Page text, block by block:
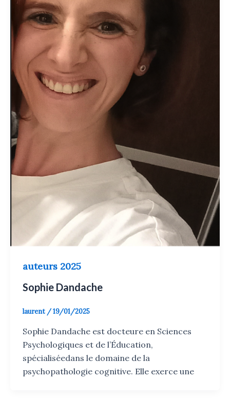
auteurs 2025
Sophie Dandache
laurent /19/01/2025
Sophie Dandache est docteure en Sciences
Psychologiques et de l’Éducation,
spécialiséedans le domaine de la
psychopathologie cognitive. Elle exerce une